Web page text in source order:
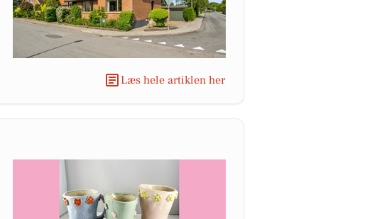
Læs hele artiklen her